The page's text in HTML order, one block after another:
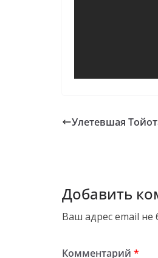
Улетевшая
Добавить
Ваш адрес email не
Комментарий *